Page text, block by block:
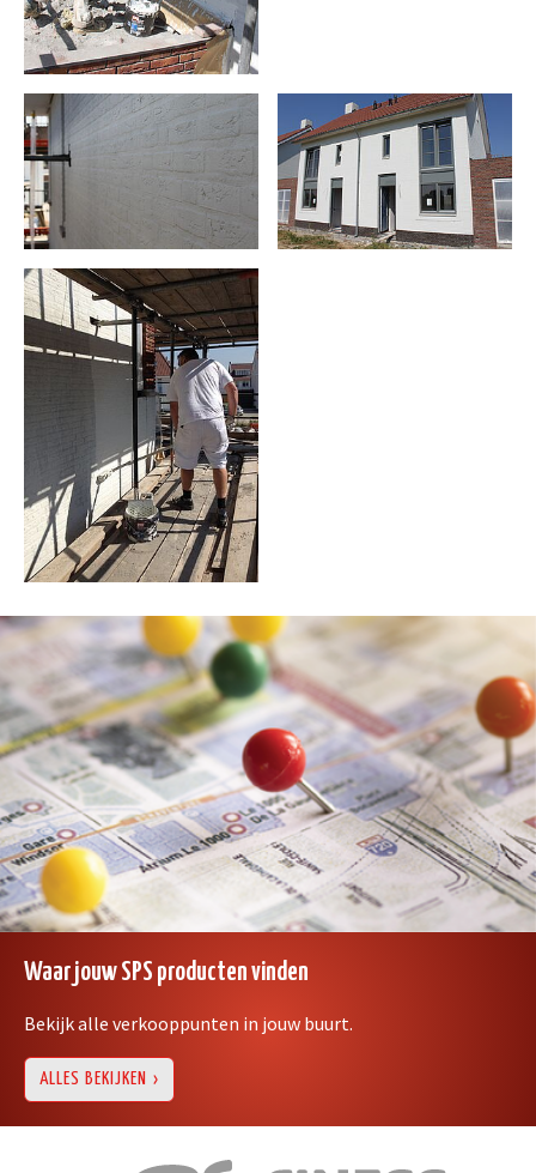
Waar jouw SPS producten vinden
Bekijk alle verkooppunten in jouw buurt.
ALLES BEKIJKEN